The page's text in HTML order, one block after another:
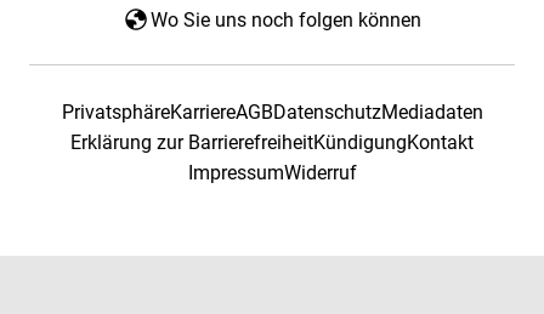
Wo Sie uns noch folgen können
PrivatsphäreKarriereAGBDatenschutzMediadaten
Erklärung zur BarrierefreiheitKündigungKontakt
ImpressumWiderruf